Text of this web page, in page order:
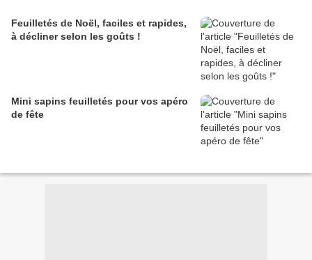
Feuilletés de Noël, faciles et rapides,
à décliner selon les goûts !
Mini sapins feuilletés pour vos apéro
de fête